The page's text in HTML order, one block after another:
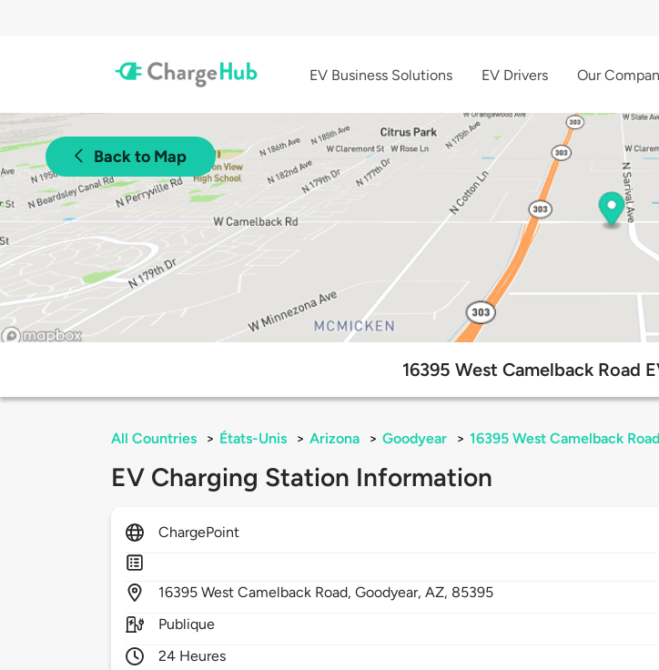
EV Business Solutions EV Drivers Our
Back to Map
16395 West Camelback Road
All Countries > États-Unis > Arizona > Goodyear > 16395 West Camelback Road
EV Charging Station Information
ChargePoint
16395West Camelback Road,Goodyear,AZ, 85395
Publique
24 Heures